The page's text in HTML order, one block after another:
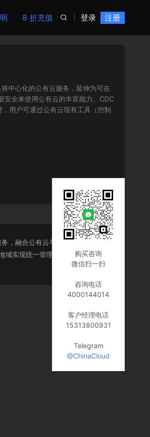
登录 注册

8 折充值
中心化的公有云服务，延伸为可在
安全来使用公有云的丰富能力。CDC
用户可通过公有云现有工具（控制
，融合公有云与本地 IDC 的双重
实现统一管理，用户可通过公有
购买咨询
微信扫一扫
咨询电话
4000144014
客户经理电话
15313800931
Telegram
@ChinaCloud